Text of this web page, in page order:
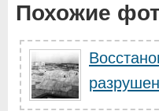
Похожие